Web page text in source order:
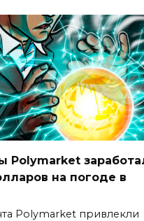
Polymarket
на погоде в
Polymarket привлекли